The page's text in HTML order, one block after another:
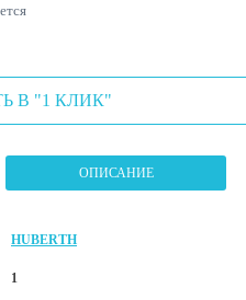
В "1 КЛИК"
ОПИСАНИЕ
HUBERTH
1